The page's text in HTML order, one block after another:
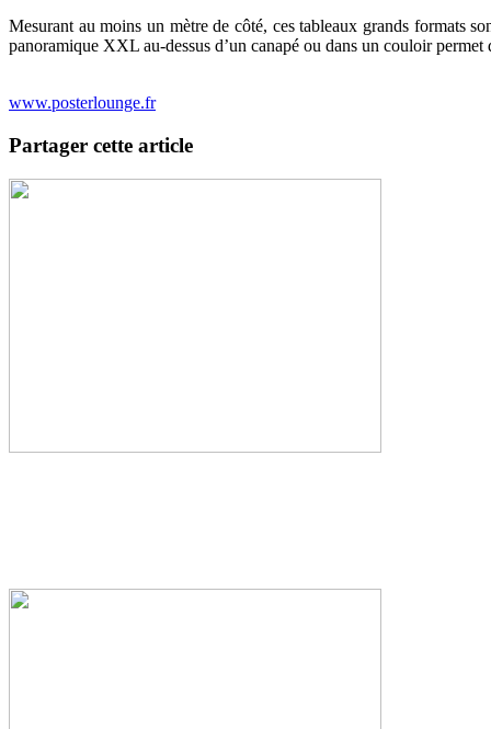
Mesurant au moins un mètre de côté, ces tableaux grands formats
panoramique XXL au-dessus d’un canapé ou dans un couloir
www.posterlounge.fr
Partager cette article